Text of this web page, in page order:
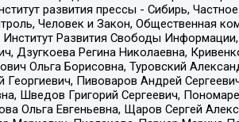
развития прессы - Сибирь,
Человек и Закон, Общественная
Институт Развития Свободы
Дзугкоева Регина Николаевна,
Ольга Борисовна, Туровский
Георгиевич, Пивоваров Андрей
Шведов Григорий Сергеевич,
Ольга Евгеньевна, Щаров Сергей